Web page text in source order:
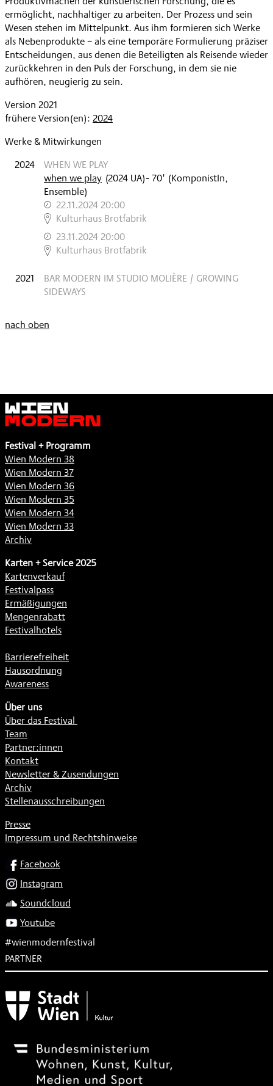
ermöglicht, nachhaltiger zu arbeiten. Der Prozess und sein
Wesen stehen im Mittelpunkt. Aus ihm formieren sich Werke
als Nebenprodukte − als eine temporäre Formulierung präziser
Entscheidungen, aus denen die Beteiligten als Reisende wieder
zurückkehren in den Puls der Forschung, in dem sie nie
aufhören, neugierig zu sein.
Version 2021
frühere Version(en): 2024
Werke & Mitwirkungen
2024
WHEN WE PLAY
when we play (2024 UA)- 70' (KomponistIn,
Ensemble)
22.11.2024 20:00
,
Kulturhaus Brotfabrik
23.11.2024 20:00
,
Kulturhaus Brotfabrik
2021
BAR MODERN IM STUDIO MOLIÈRE / GROWING
SIDEWAYS
nach oben
Wien
Modern
Festival + Programm
Wien Modern 38
Wien Modern 37
Wien Modern 36
Wien Modern 35
Wien Modern 34
Wien Modern 33
Archiv
Karten + Service 2025
Kartenverkauf
Festivalpass
Ermäßigungen
Mengenrabatt
Festivalhotels
Barrierefreiheit
Hausordnung
Awareness
Über uns
Über das Festival
Team
Partner:innen
Kontakt
Newsletter & Zusendungen
Archiv
Stellenausschreibungen
Presse
Impressum und Rechtshinweise
SOCIALFacebook
Instagram
Soundcloud
Youtube
#wienmodernfestival
PARTNER
Subventionsgeber